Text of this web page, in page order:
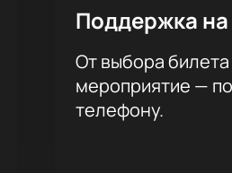
Поддержка
От выбора
мероприятие —
телефону.